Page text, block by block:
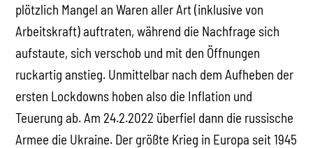
plötzlich Mangel an Waren aller Art (inklusive von
Arbeitskraft) auftraten, während die Nachfrage sich
aufstaute, sich verschob und mit den Öffnungen
ruckartig anstieg. Unmittelbar nach dem Aufheben der
ersten Lockdowns hoben also die Inflation und
Teuerung ab. Am 24.2.2022 überfiel dann die russische
Armee die Ukraine. Der größte Krieg in Europa seit 1945